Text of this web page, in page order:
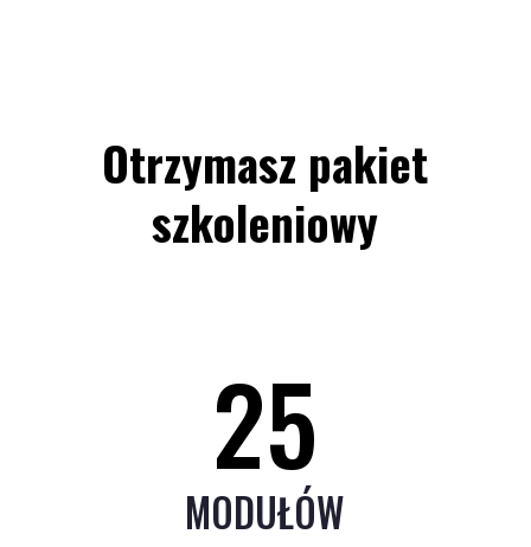
Otrzymasz pakiet
szkoleniowy
25
MODUŁÓW